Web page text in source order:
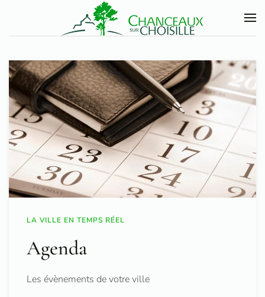
Accéder au contenu principal
LA VILLE EN TEMPS RÉEL
Agenda
Les évènements de votre ville